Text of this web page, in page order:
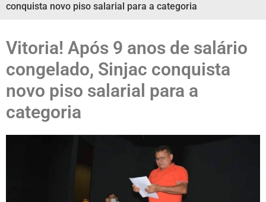
conquista novo piso salarial para a categoria
Vitoria! Após 9 anos de salário
congelado, Sinjac conquista
novo piso salarial para a
categoria